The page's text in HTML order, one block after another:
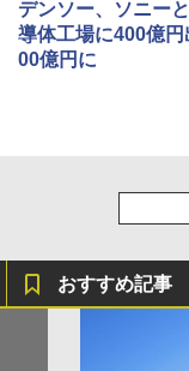
デンソー、ソニー
導体工場に400億
00億円に
おすすめ記事